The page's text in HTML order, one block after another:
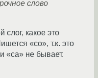
слово
слог, какое это
«со», т.к. это
«са» не бывает.